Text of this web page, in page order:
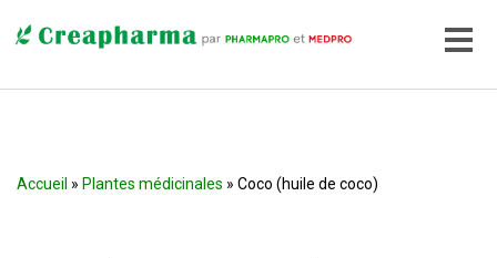
Accueil » Plantes médicinales » Coco (huile de coco)